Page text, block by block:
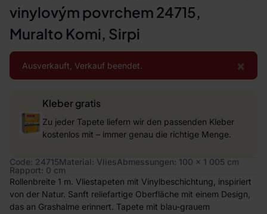
vinylovým povrchem 24715,
Muralto Komi, Sirpi
×
Ausverkauft, Verkauf beendet.
Kleber gratis
Zu jeder Tapete liefern wir den passenden Kleber
kostenlos mit – immer genau die richtige Menge.
Code: 24715Material: VliesAbmessungen: 100 x 1 005 cm
Rapport: 0 cm
Rollenbreite 1 m. Vliestapeten mit Vinylbeschichtung, inspiriert
von der Natur. Sanft reliefartige Oberfläche mit einem Design,
das an Grashalme erinnert. Tapete mit blau-grauem